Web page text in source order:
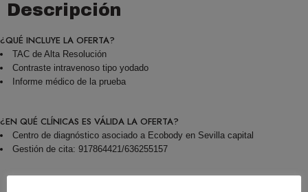
Descripción
¿QUÉ INCLUYE LA OFERTA?
TAC de Alta Resolución
Contraste intravenoso tipo yodado
Informe médico de la prueba
¿EN QUÉ CLÍNICAS ES VÁLIDA LA OFERTA?
Centro de diagnóstico asociado a Ecobody en Sevilla capital
Gestión de cita: 917864421/636255157